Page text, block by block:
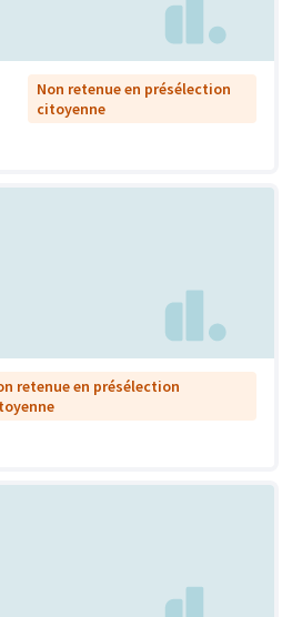
Non retenue en présélection
citoyenne
retenue en présélection